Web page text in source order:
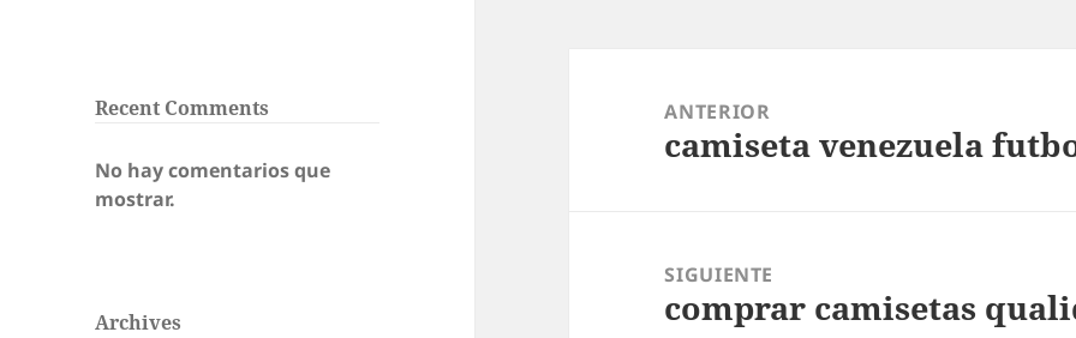
Recent Comments
No hay comentarios que
mostrar.
Archives
entradas
ANTERIOR
Entrada
camiseta venezuela
SIGUIENTE
Entrada
comprar camisetas